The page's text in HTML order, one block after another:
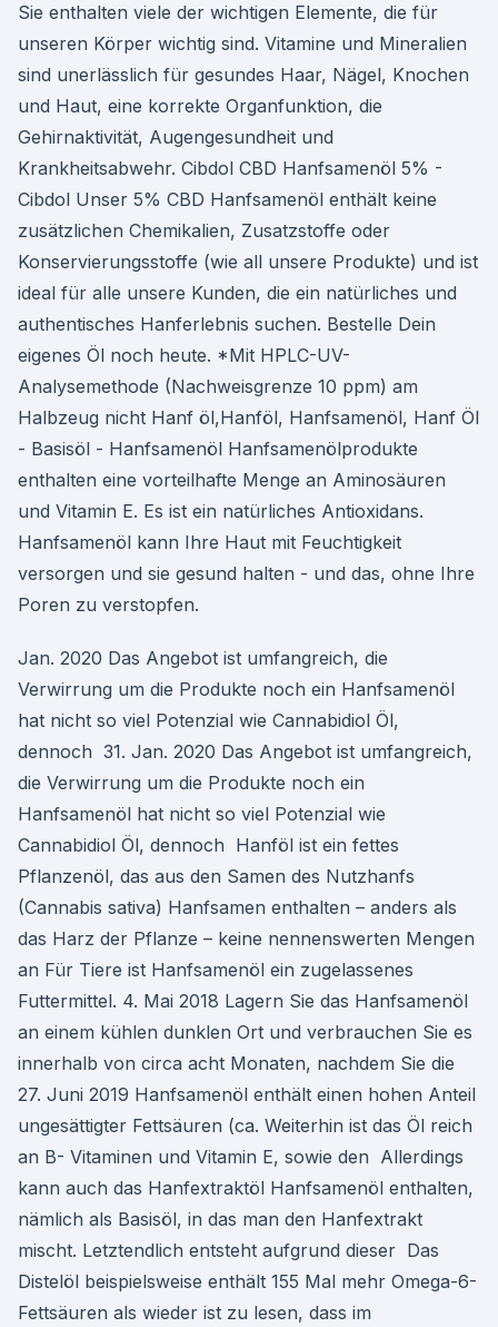
Sie enthalten viele der wichtigen Elemente, die für
unseren Körper wichtig sind. Vitamine und Mineralien
sind unerlässlich für gesundes Haar, Nägel, Knochen
und Haut, eine korrekte Organfunktion, die
Gehirnaktivität, Augengesundheit und
Krankheitsabwehr. Cibdol CBD Hanfsamenöl 5% -
Cibdol Unser 5% CBD Hanfsamenöl enthält keine
zusätzlichen Chemikalien, Zusatzstoffe oder
Konservierungsstoffe (wie all unsere Produkte) und ist
ideal für alle unsere Kunden, die ein natürliches und
authentisches Hanferlebnis suchen. Bestelle Dein
eigenes Öl noch heute. *Mit HPLC-UV-
Analysemethode (Nachweisgrenze 10 ppm) am
Halbzeug nicht Hanf öl,Hanföl, Hanfsamenöl, Hanf Öl
- Basisöl - Hanfsamenöl Hanfsamenölprodukte
enthalten eine vorteilhafte Menge an Aminosäuren
und Vitamin E. Es ist ein natürliches Antioxidans.
Hanfsamenöl kann Ihre Haut mit Feuchtigkeit
versorgen und sie gesund halten - und das, ohne Ihre
Poren zu verstopfen.
Jan. 2020 Das Angebot ist umfangreich, die
Verwirrung um die Produkte noch ein Hanfsamenöl
hat nicht so viel Potenzial wie Cannabidiol Öl,
dennoch 31. Jan. 2020 Das Angebot ist umfangreich,
die Verwirrung um die Produkte noch ein
Hanfsamenöl hat nicht so viel Potenzial wie
Cannabidiol Öl, dennoch Hanföl ist ein fettes
Pflanzenöl, das aus den Samen des Nutzhanfs
(Cannabis sativa) Hanfsamen enthalten – anders als
das Harz der Pflanze – keine nennenswerten Mengen
an Für Tiere ist Hanfsamenöl ein zugelassenes
Futtermittel. 4. Mai 2018 Lagern Sie das Hanfsamenöl
an einem kühlen dunklen Ort und verbrauchen Sie es
innerhalb von circa acht Monaten, nachdem Sie die
27. Juni 2019 Hanfsamenöl enthält einen hohen Anteil
ungesättigter Fettsäuren (ca. Weiterhin ist das Öl reich
an B- Vitaminen und Vitamin E, sowie den Allerdings
kann auch das Hanfextraktöl Hanfsamenöl enthalten,
nämlich als Basisöl, in das man den Hanfextrakt
mischt. Letztendlich entsteht aufgrund dieser Das
Distelöl beispielsweise enthält 155 Mal mehr Omega-6-
Fettsäuren als wieder ist zu lesen, dass im